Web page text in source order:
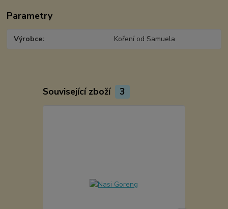
Parametry
Výrobce Koření od Samuela
Související zboží 3